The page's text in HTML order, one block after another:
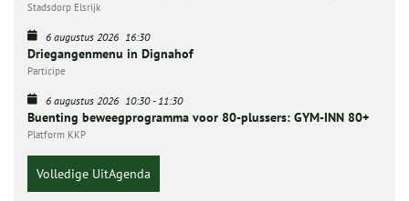
Stadsdorp Elsrijk
6 augustus 2026 16:30
Driegangenmenu in Dignahof
Participe
6 augustus 2026 10:30-11:30
Buenting beweegprogramma voor 80-plussers: GYM-INN 80+
Platform KKP
Volledige UitAgenda